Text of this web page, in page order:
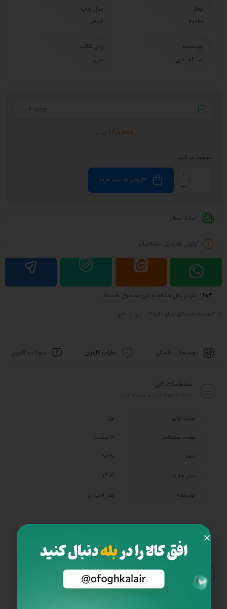
ابعاد
20*20
سال چاب
1404
نویسنده
رضا الحیدری
زبان کتاب
عربی
موجود است
180,000
موجود در انبار
افزودن به سبد خرید
آماده ارسال
گزارش نادرستی مشخصات
204+ نفر در حال مشاهده این محصول هستند
آیا قیمت مناسب‌تری سراغ دارید؟ بلی خیر
توضیحات تکمیلی نظرات کاربران سوالات کاربران
مشخصات کلی
نوبت چاپ اول
تعداد صفحات 12 صفحه
ابعاد 20*20
سال چاب 1404
نویسنده رضا الحیدری
دیدگاه کاربران
your trees are prettier 2 book